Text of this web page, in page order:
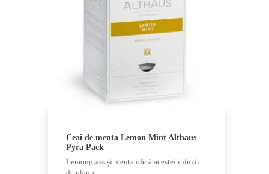
Ceai de menta Lemon Mint Althaus
Pyra Pack
Lemongrass și menta oferă acestei infuzii